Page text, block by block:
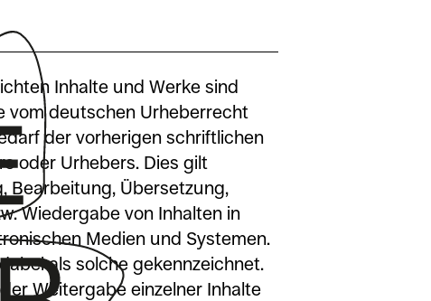
Inhalte und Werke sind
vom deutschen Urheberrecht
der vorherigen schriftlichen
oder Urhebers. Dies gilt
Bearbeitung, Übersetzung,
Wiedergabe von Inhalten in
Medien und Systemen.
als solche gekennzeichnet.
Weitergabe einzelner Inhalte